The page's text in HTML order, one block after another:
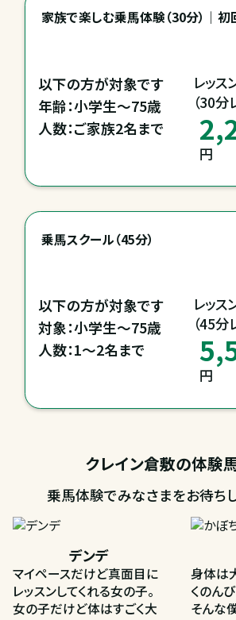
家族で楽しむ乗馬体験（30分）｜
以下の方が対象です
年齢：小学生～75歳
人数：ご家族2名まで
レッス
（30分
円
乗馬スクール（45分）
以下の方が対象です
対象：小学生～75歳
人数：1～2名まで
レッス
（45分
円
クレイン倉敷の体験
乗馬体験でみなさまをお待ちし
デンデ
マイペースだけど真面目に
レッスンしてくれる女の子。
女の子だけど体はすごく大
身体は
くのん
そんな